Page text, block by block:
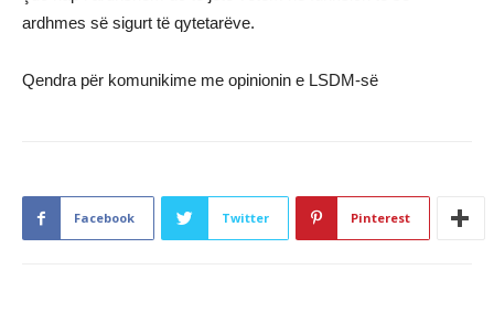
ardhmes së sigurt të qytetarëve.
Qendra për komunikime me opinionin e LSDM-së
Facebook Twitter Pinterest